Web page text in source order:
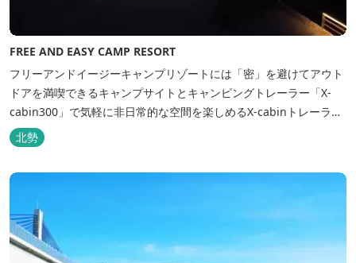
FREE AND EASY CAMP RESORT
フリーアンドイージーキャンプリゾートには「密」を避けてアウト
ドアを満喫できるキャンプサイトとキャンピングトレーラー「X-
cabin300」で気軽に非日常的な空間を楽しめるX-cabinトレーラー
サイト、日帰り手ぶらBBQやドッグラン・ドッグサロン、貸切サウ
ナ施設などを完備、キャンプしながら併設している片岡温泉「アク
北勢